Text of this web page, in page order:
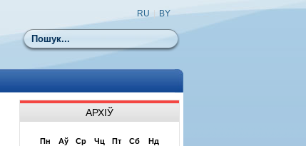
Пошук
RU BY
АРХІЎ
Пн Аў Ср Чц Пт Сб Нд